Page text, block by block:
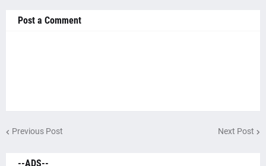
Post a Comment
Previous Post Next Post
--ADS--